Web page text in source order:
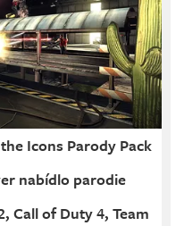
Icons Parody Pack
nabídlo parodie
Call of Duty 4, Team